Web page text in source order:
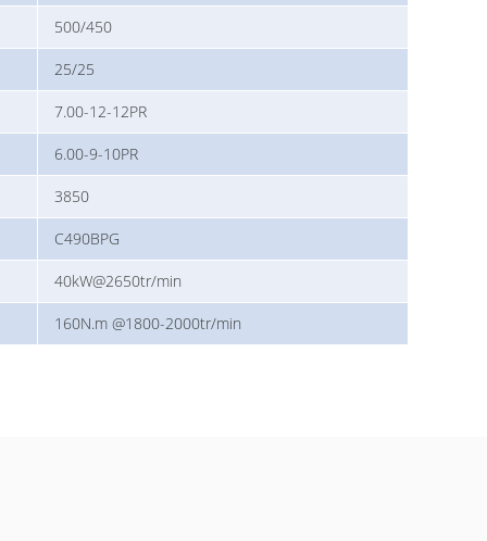
500/450
25/25
7.00-12-12PR
6.00-9-10PR
3850
C490BPG
40kW@2650tr/min
160N.m @1800-2000tr/min